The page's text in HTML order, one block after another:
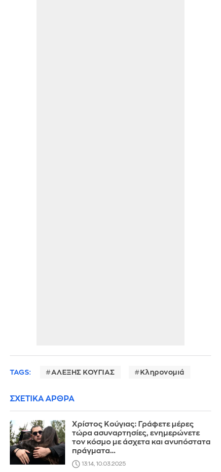
TAGS: ΑΛΕΞΗΣ ΚΟΥΓΙΑΣ Κληρονομιά
ΣΧΕΤΙΚΑ ΑΡΘΡΑ
Χρίστος Κούγιας: Γράφετε μέρες
τώρα ασυναρτησίες, ενημερώνετε
τον κόσμο με άσχετα και ανυπόστατα
πράγματα…
13:14, 10.03.2025